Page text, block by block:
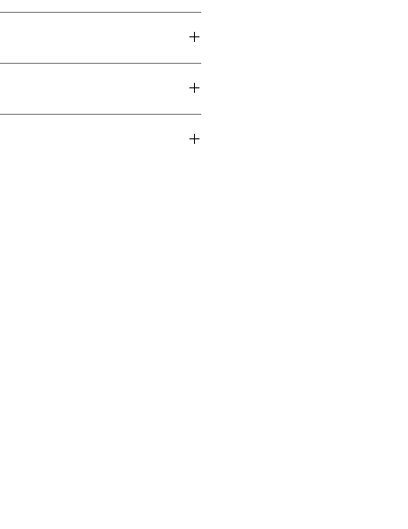
Geliermittel: E440,
E202, Aromen –
Aromen –
– Creme:
Soja), Kakaopulver (4 %),
Glukose-Fruktose-Sirup,
1474 kJ/352 kcal